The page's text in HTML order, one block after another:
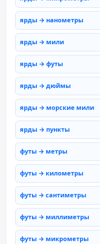
ярды → нанометры
ярды → мили
ярды → футы
ярды → дюймы
ярды → морские мили
ярды → пункты
футы → метры
футы → километры
футы → сантиметры
футы → миллиметры
футы → микрометры